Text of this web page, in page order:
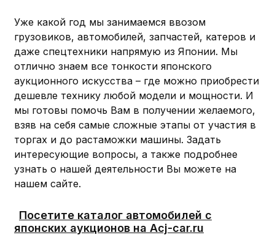
Уже какой год мы занимаемся ввозом
грузовиков, автомобилей, запчастей, катеров и
даже спецтехники напрямую из Японии. Мы
отлично знаем все тонкости японского
аукционного искусства – где можно приобрести
дешевле технику любой модели и мощности. И
мы готовы помочь Вам в получении желаемого,
взяв на себя самые сложные этапы от участия в
торгах и до растаможки машины. Задать
интересующие вопросы, а также подробнее
узнать о нашей деятельности Вы можете на
нашем сайте.
Посетите каталог автомобилей с
японских аукционов на Acj-car.ru